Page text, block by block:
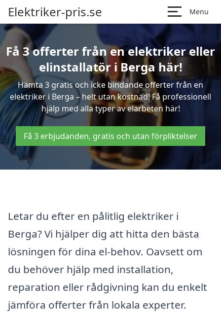
Elektriker-pris.se Menu
Få 3 offerter från en elektriker eller
elinstallatör i Berga här!
Hämta 3 gratis och icke bindande offerter från en
elektriker i Berga – helt utan kostnad! Få professionell
hjälp med alla typer av elarbeten här!
Få 3 erbjudanden, gratis och utan förpliktelser
Letar du efter en pålitlig elektriker i
Berga? Vi hjälper dig att hitta den bästa
lösningen för dina el-behov. Oavsett om
du behöver hjälp med installation,
reparation eller rådgivning kan du enkelt
jämföra offerter från lokala experter.